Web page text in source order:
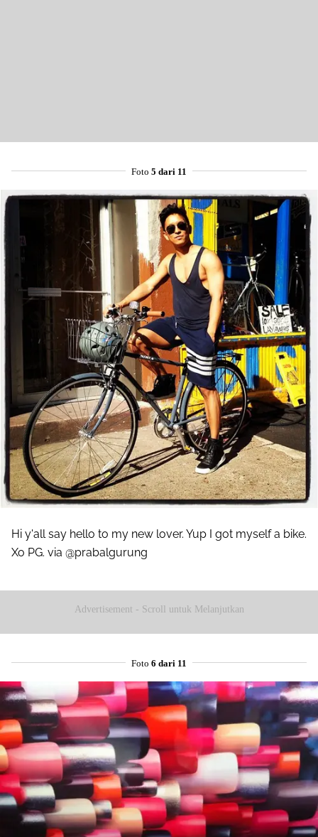
Foto 5 dari 11
Hi y'all say hello to my new lover. Yup I got myself a bike.
Xo PG. via @prabalgurung
Advertisement - Scroll untuk Melanjutkan
Foto 6 dari 11